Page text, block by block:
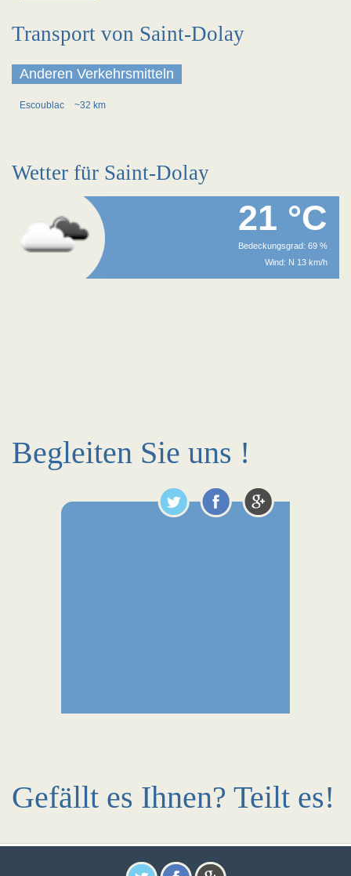
Transport von Saint-Dolay
Anderen Verkehrsmitteln
Escoublac ~32 km
Wetter für Saint-Dolay
21 °C
Bedeckungsgrad: 69 %
Wind: N 13 km/h
Begleiten Sie uns !
Gefällt es Ihnen? Teilt es!